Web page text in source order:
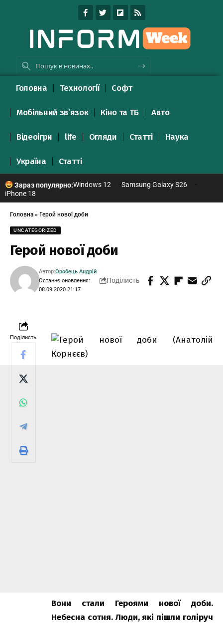
Головна Технології Софт
Мобільний зв’язок Кіно та ТБ Авто
Відеоігри life Огляди Статті Наука
Україна Статті
Зараз популярно:Windows 12
Samsung Galaxy S26
iPhone 18
Головна » Герой нової доби
UNCATEGORIZED
Герой нової доби
Останнє оновлення:
08.09.2020 21:17
Автор:Оробець Андрій
Поділисть
Поділисть
Вони стали Героями нової доби.
Небесна сотня. Люди, які пішли голіруч